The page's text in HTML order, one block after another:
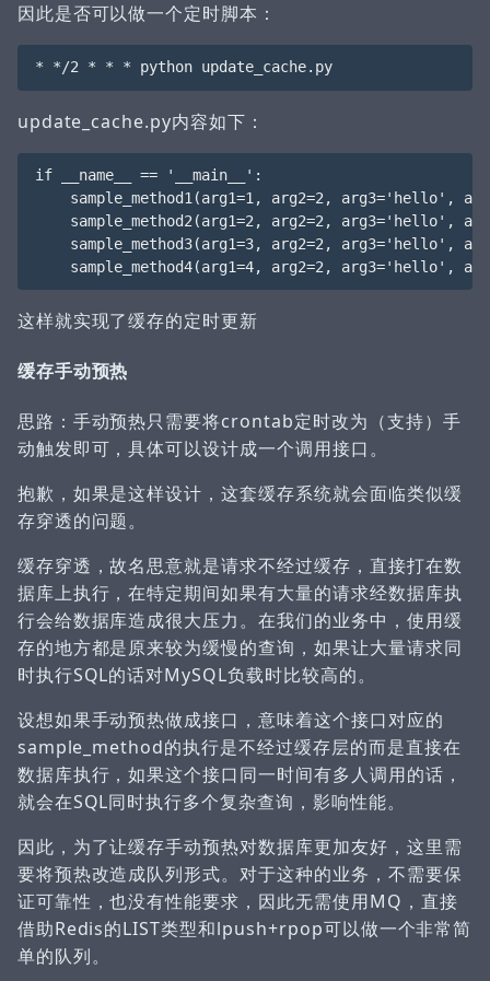
因此是否可以做一个定时脚本：
* */2 * * * python update_cache.py
update_cache.py内容如下：
if __name__ == '__main__':
sample_method1(arg1=1, arg2=2, arg3='hello',
sample_method2(arg1=2, arg2=2, arg3='hello',
sample_method3(arg1=3, arg2=2, arg3='hello',
这样就实现了缓存的定时更新
缓存手动预热
思路：手动预热只需要将crontab定时改为（支持）手
动触发即可，具体可以设计成一个调用接口。
抱歉，如果是这样设计，这套缓存系统就会面临类似缓
存穿透的问题。
缓存穿透，故名思意就是请求不经过缓存，直接打在数
据库上执行，在特定期间如果有大量的请求经数据库执
行会给数据库造成很大压力。在我们的业务中，使用缓
存的地方都是原来较为缓慢的查询，如果让大量请求同
时执行SQL的话对MySQL负载时比较高的。
设想如果手动预热做成接口，意味着这个接口对应的
sample_method的执行是不经过缓存层的而是直接在
数据库执行，如果这个接口同一时间有多人调用的话，
就会在SQL同时执行多个复杂查询，影响性能。
因此，为了让缓存手动预热对数据库更加友好，这里需
要将预热改造成队列形式。对于这种的业务，不需要保
证可靠性，也没有性能要求，因此无需使用MQ，直接
借助Redis的LIST类型和lpush+rpop可以做一个非常简
单的队列。